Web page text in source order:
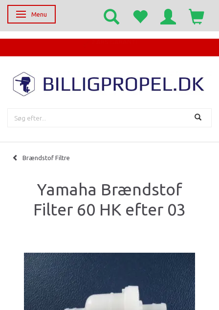
Skifte navigation
Menu
Brændstof Filtre
Yamaha Brændstof
Filter 60 HK efter 03